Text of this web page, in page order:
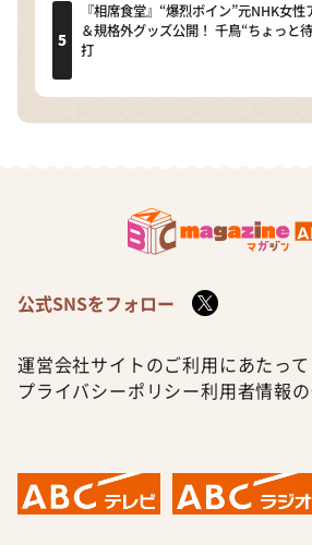
『相席食堂』“爆烈ボイン”元NHK女
＆規格外グッズ公開！ 千鳥“ちょっと
打
公式SNSをフォロー
運営会社サイトのご利用にあたって
プライバシーポリシー利用者情報